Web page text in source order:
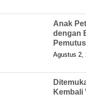
Anak
dengan
Agustus 2,
Kembali